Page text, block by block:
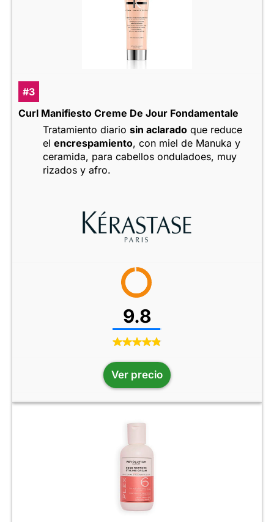
#3
Curl Manifiesto Creme De Jour Fondamentale
Tratamiento diario sin aclarado que reduce
el encrespamiento, con miel de Manuka y
ceramida, para cabellos onduladoes, muy
rizados y afro.
9.8
Ver precio